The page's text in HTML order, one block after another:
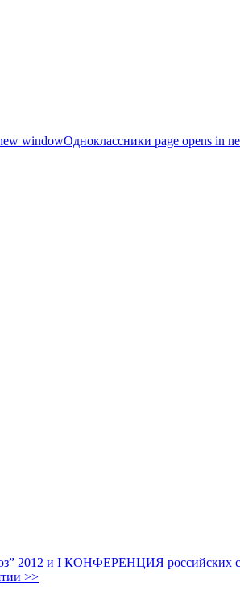
windowОдноклассники page opens in
2012 и I КОНФЕРЕНЦИЯ российских
>>